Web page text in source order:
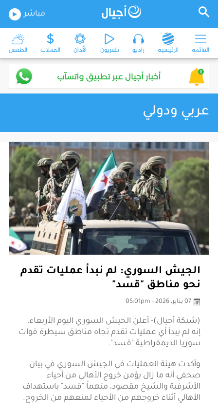
مباشر
القائمة الرئيسية راديو تلفزيون الأذان العملات الطقس
عربي ودولي
الجيش السوري: لم نبدأ عمليات تقدم
نحو مناطق "قسد"
07 يناير، 2026 - 05:01pm
(شبكة أجيال)- أعلن الجيش السوري اليوم الأربعاء،
إنه لم يبدأ أي عمليات تقدم تجاه مناطق سيطرة قوات
سوريا الديمقراطية "قسد".
وأكدت هيئة العمليات في الجيش السوري في بيان
صحفي أنه ما زال يؤمن خروج الأهالي من أحياء
الأشرفية والشيخ مقصود، متهماً "قسد" باستهداف
الأهالي أثناء خروجهم من الأحياء لمنعهم من الخروج.